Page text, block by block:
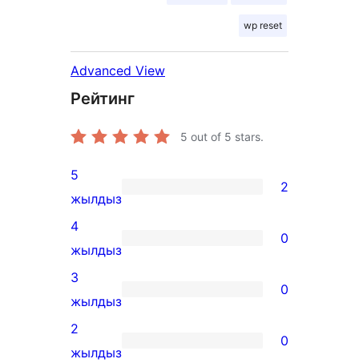
wp reset
Advanced View
Рейтинг
5 out of 5 stars.
2
5-
star
reviews
5
жылдыз
2
0
4-
star
reviews
4
жылдыз
0
0
3-
star
3
жылдыз
0
0
2
жылдыз
0